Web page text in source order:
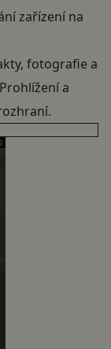
zařízení na
fotografie a
a